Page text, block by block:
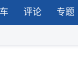
评论 专题